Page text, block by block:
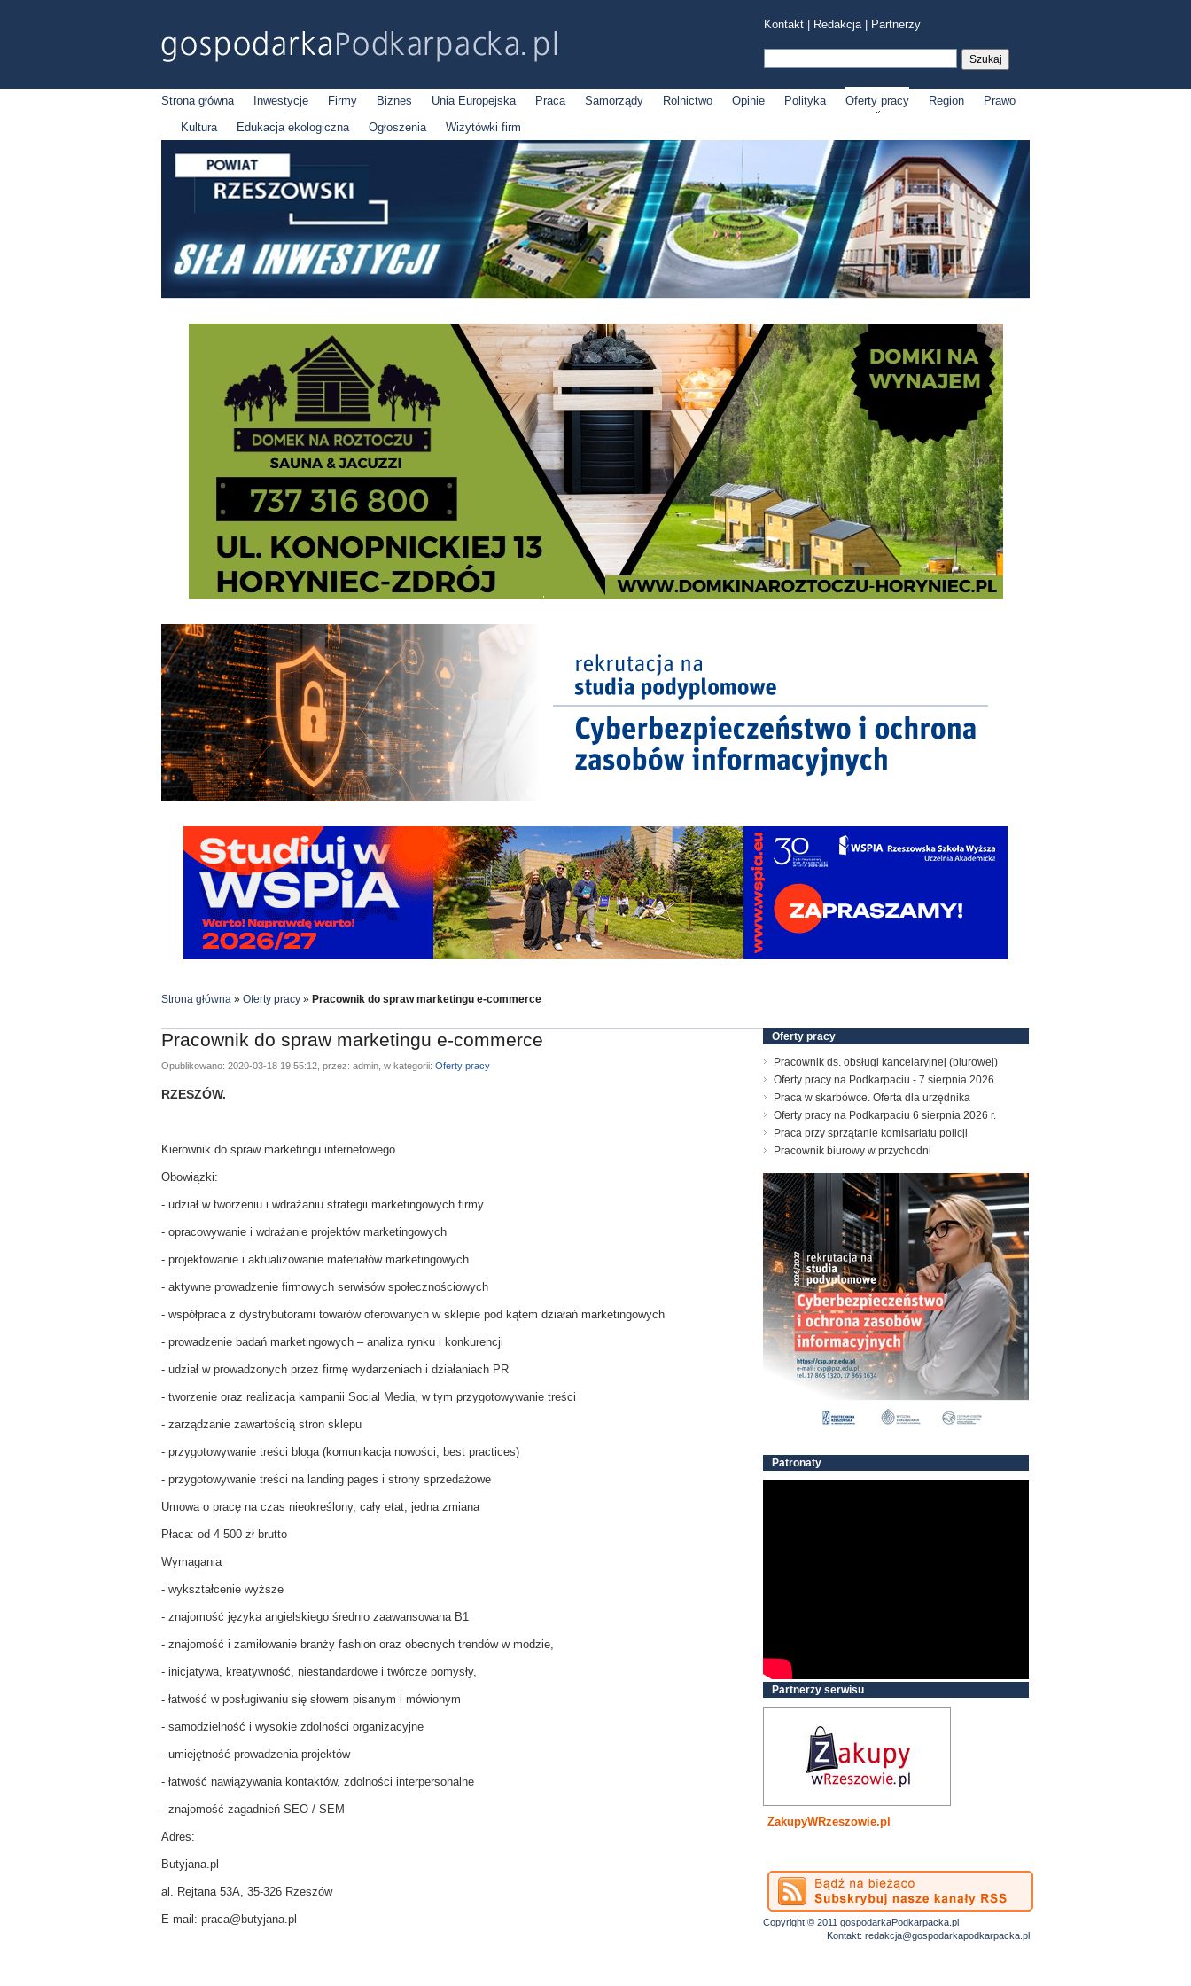
Kontakt Redakcja| Partnerzy
Strona główna Inwestycje Firmy Biznes Unia Europejska Praca Samorządy Rolnictwo Opinie Polityka Oferty pracy Region
Prawo
Kultura
Edukacja ekologiczna Ogłoszenia Wizytówki firm
Strona główna » Oferty pracy » Pracownik do spraw marketingu e-commerce
Pracownik do spraw marketingu e-commerce
Opublikowano: 2020-03-18 19:55:12, przez: admin, w kategorii: Oferty pracy
RZESZÓW.
Kierownik do spraw marketingu internetowego
Obowiązki:
- udział w tworzeniu i wdrażaniu strategii marketingowych firmy
- opracowywanie i wdrażanie projektów marketingowych
- projektowanie i aktualizowanie materiałów marketingowych
- aktywne prowadzenie firmowych serwisów społecznościowych
- współpraca z dystrybutorami towarów oferowanych w sklepie pod kątem działań marketingowych
- prowadzenie badań marketingowych – analiza rynku i konkurencji
- udział w prowadzonych przez firmę wydarzeniach i działaniach PR
- tworzenie oraz realizacja kampanii Social Media, w tym przygotowywanie treści
- zarządzanie zawartością stron sklepu
- przygotowywanie treści bloga (komunikacja nowości, best practices)
- przygotowywanie treści na landing pages i strony sprzedażowe
Umowa o pracę na czas nieokreślony, cały etat, jedna zmiana
Płaca: od 4 500 zł brutto
Wymagania
- wykształcenie wyższe
- znajomość języka angielskiego średnio zaawansowana B1
- znajomość i zamiłowanie branży fashion oraz obecnych trendów w modzie,
- inicjatywa, kreatywność, niestandardowe i twórcze pomysły,
- łatwość w posługiwaniu się słowem pisanym i mówionym
- samodzielność i wysokie zdolności organizacyjne
- umiejętność prowadzenia projektów
- łatwość nawiązywania kontaktów, zdolności interpersonalne
- znajomość zagadnień SEO / SEM
Adres:
Butyjana.pl
al. Rejtana 53A, 35-326 Rzeszów
E-mail: praca@butyjana.pl
Oferty pracy
Pracownik ds. obsługi kancelaryjnej (biurowej)
Oferty pracy na Podkarpaciu - 7 sierpnia 2026
Praca w skarbówce. Oferta dla urzędnika
Oferty pracy na Podkarpaciu 6 sierpnia 2026 r.
Praca przy sprzątanie komisariatu policji
Pracownik biurowy w przychodni
Patronaty
Partnerzy serwisu
ZakupyWRzeszowie.pl
Copyright © 2011 gospodarkaPodkarpacka.pl
Kontakt: redakcja@gospodarkapodkarpacka.pl